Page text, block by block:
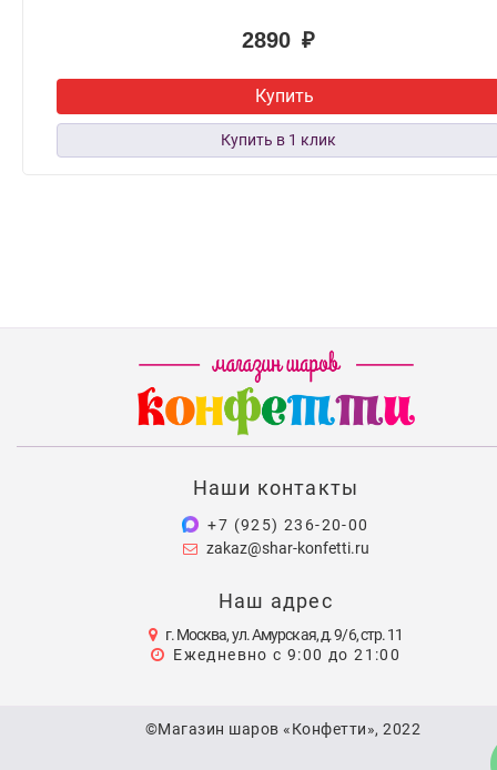
2890 ₽
Купить
Наши контакты
+7 (925) 236-20-00
zakaz@shar-konfetti.ru
Наш адрес
г. Москва, ул. Амурская, д. 9/6, стр. 11
Ежедневно с 9:00 до 21:00
©Магазин шаров «Конфетти», 2022